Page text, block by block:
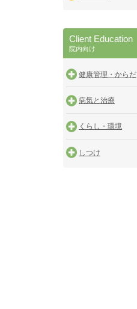
Client Education
院内向け
健康管理・からだ
病気と治療
くらし・環境
しつけ